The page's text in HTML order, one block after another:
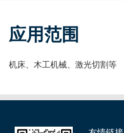
应用范围
机床、木工机械、激光切割等